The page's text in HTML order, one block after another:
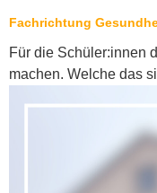
Fachrichtung
Für die Schüler:innen
machen. Welche das